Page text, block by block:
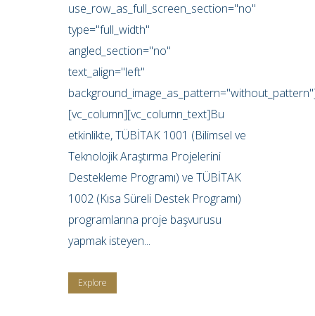
use_row_as_full_screen_section="no"
type="full_width"
angled_section="no"
text_align="left"
[vc_column][vc_column_text]Bu
etkinlikte, TÜBİTAK 1001 (Bilimsel ve
Teknolojik Araştırma Projelerini
Destekleme Programı) ve TÜBİTAK
1002 (Kısa Süreli Destek Programı)
programlarına proje başvurusu
yapmak isteyen...
Explore